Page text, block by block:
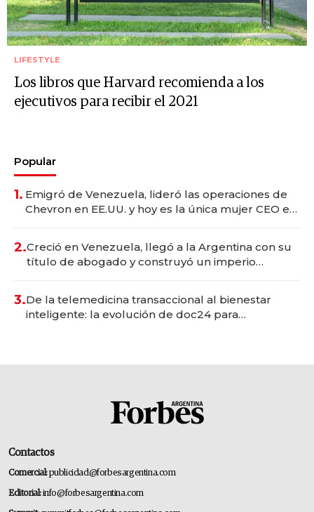
LIFESTYLE
Los libros que Harvard recomienda a los
ejecutivos para recibir el 2021
Popular
1. Emigró de Venezuela, lideró las operaciones de
Chevron en EE.UU. y hoy es la única mujer CEO en
2.Creció en Venezuela, llegó a la Argentina con su
título de abogado y construyó un imperio
3.De la telemedicina transaccional al bienestar
inteligente: la evolución de doc24 para
Contactos
Comercial:publicidad@forbesargentina.com
Editorial:info@forbesargentina.com